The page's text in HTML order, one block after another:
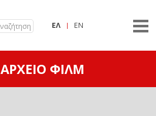
ΕΛ EN
ΑΡΧΕΊΟ ΦΙΛΜ